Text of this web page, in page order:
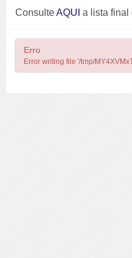
ConsulteAQUI a lista final
Erro
Error writing file '/tmp/